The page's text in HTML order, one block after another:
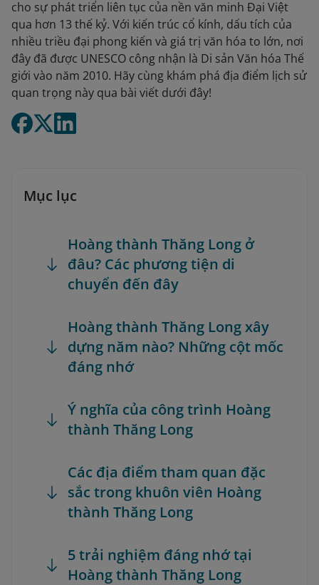
cho sự phát triển liên tục của nền văn minh Đại Việt
qua hơn 13 thế kỷ. Với kiến trúc cổ kính, dấu tích của
nhiều triều đại phong kiến và giá trị văn hóa to lớn, nơi
đây đã được UNESCO công nhận là Di sản Văn hóa Thế
giới vào năm 2010. Hãy cùng khám phá địa điểm lịch sử
quan trọng này qua bài viết dưới đây!
Mục lục
Hoàng thành Thăng Long ở
đâu? Các phương tiện di
chuyển đến đây
Hoàng thành Thăng Long xây
dựng năm nào? Những cột mốc
đáng nhớ
Ý nghĩa của công trình Hoàng
thành Thăng Long
Các địa điểm tham quan đặc
sắc trong khuôn viên Hoàng
thành Thăng Long
5 trải nghiệm đáng nhớ tại
Hoàng thành Thăng Long